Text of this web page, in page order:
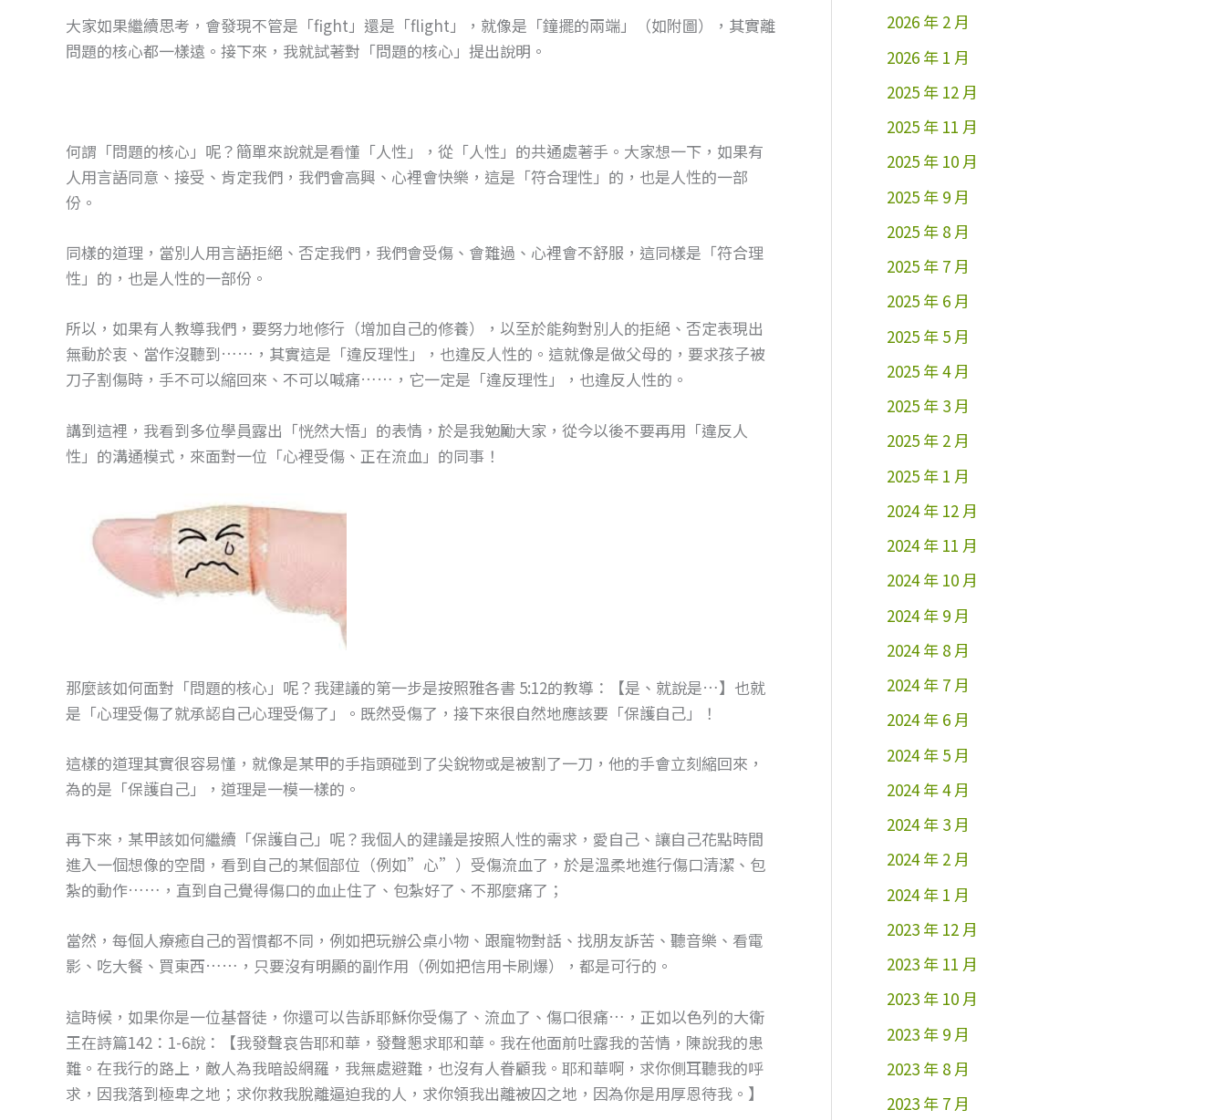
大家如果繼續思考，會發現不管是「fight」還是「flight」，就像是「鐘擺的兩端」（如附圖），其實離
問題的核心都一樣遠。接下來，我就試著對「問題的核心」提出說明。
何謂「問題的核心」呢？簡單來說就是看懂「人性」，從「人性」的共通處著手。大家想一下，如果有
人用言語同意、接受、肯定我們，我們會高興、心裡會快樂，這是「符合理性」的，也是人性的一部
份。
同樣的道理，當別人用言語拒絕、否定我們，我們會受傷、會難過、心裡會不舒服，這同樣是「符合理
性」的，也是人性的一部份。
所以，如果有人教導我們，要努力地修行（增加自己的修養），以至於能夠對別人的拒絕、否定表現出
無動於衷、當作沒聽到……，其實這是「違反理性」，也違反人性的。這就像是做父母的，要求孩子被
刀子割傷時，手不可以縮回來、不可以喊痛……，它一定是「違反理性」，也違反人性的。
講到這裡，我看到多位學員露出「恍然大悟」的表情，於是我勉勵大家，從今以後不要再用「違反人
性」的溝通模式，來面對一位「心裡受傷、正在流血」的同事！
那麼該如何面對「問題的核心」呢？我建議的第一步是按照雅各書 5:12的教導：【是、就說是…】也就
是「心理受傷了就承認自己心理受傷了」。既然受傷了，接下來很自然地應該要「保護自己」！
這樣的道理其實很容易懂，就像是某甲的手指頭碰到了尖銳物或是被割了一刀，他的手會立刻縮回來，
為的是「保護自己」，道理是一模一樣的。
再下來，某甲該如何繼續「保護自己」呢？我個人的建議是按照人性的需求，愛自己、讓自己花點時間
進入一個想像的空間，看到自己的某個部位（例如”心”）受傷流血了，於是溫柔地進行傷口清潔、包
紮的動作……，直到自己覺得傷口的血止住了、包紮好了、不那麼痛了；
當然，每個人療癒自己的習慣都不同，例如把玩辦公桌小物、跟寵物對話、找朋友訴苦、聽音樂、看電
影、吃大餐、買東西……，只要沒有明顯的副作用（例如把信用卡刷爆），都是可行的。
這時候，如果你是一位基督徒，你還可以告訴耶穌你受傷了、流血了、傷口很痛…，正如以色列的大衛
王在詩篇142：1-6說：【我發聲哀告耶和華，發聲懇求耶和華。我在他面前吐露我的苦情，陳說我的患
難。在我行的路上，敵人為我暗設網羅，我無處避難，也沒有人眷顧我。耶和華啊，求你側耳聽我的呼
求，因我落到極卑之地；求你救我脫離逼迫我的人，求你領我出離被囚之地，因為你是用厚恩待我。】
2026 年 2 月
2026 年 1 月
2025 年 12 月
2025 年 11 月
2025 年 10 月
2025 年 9 月
2025 年 8 月
2025 年 7 月
2025 年 6 月
2025 年 5 月
2025 年 4 月
2025 年 3 月
2025 年 2 月
2025 年 1 月
2024 年 12 月
2024 年 11 月
2024 年 10 月
2024 年 9 月
2024 年 8 月
2024 年 7 月
2024 年 6 月
2024 年 5 月
2024 年 4 月
2024 年 3 月
2024 年 2 月
2024 年 1 月
2023 年 12 月
2023 年 11 月
2023 年 10 月
2023 年 9 月
2023 年 8 月
2023 年 7 月